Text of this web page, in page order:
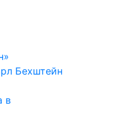
Бехштейн
в